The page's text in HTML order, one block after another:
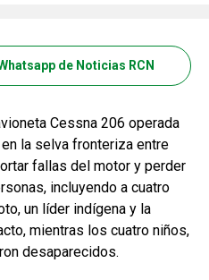
de Noticias RCN
Cessna 206 operada
la selva fronteriza entre
fallas del motor y perder
incluyendo a cuatro
un líder indígena y la
mientras los cuatro niños,
desaparecidos.